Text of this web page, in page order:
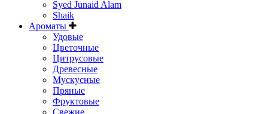
Syed Junaid Alam
Shaik
Ароматы
Удовые
Цветочные
Цитрусовые
Древесные
Мускусные
Пряные
Фруктовые